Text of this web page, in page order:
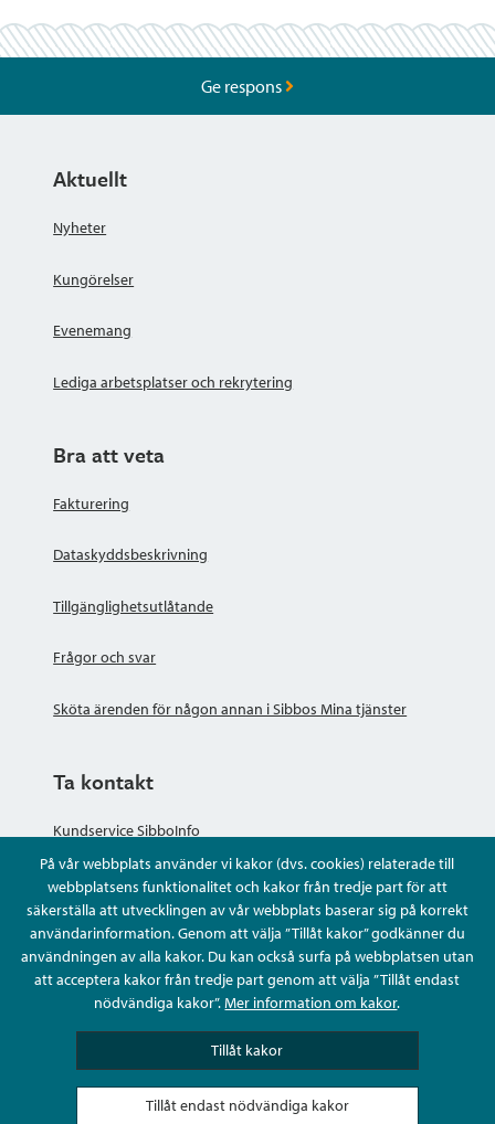
På vår webbplats använder vi kakor (dvs. cookies) relaterade till
webbplatsens funktionalitet och kakor från tredje part för att
säkerställa att utvecklingen av vår webbplats baserar sig på korrekt
användarinformation. Genom att välja ”Tillåt kakor” godkänner du
användningen av alla kakor. Du kan också surfa på webbplatsen utan
att acceptera kakor från tredje part genom att välja ”Tillåt endast
nödvändiga kakor”.Mer information om kakor.
Tillåt kakor
Tillåt endast nödvändiga kakor
Ge respons
Aktuellt
Nyheter
Kungörelser
Evenemang
Lediga arbetsplatser och rekrytering
Bra att veta
Fakturering
Dataskyddsbeskrivning
Tillgänglighetsutlåtande
Frågor och svar
Sköta ärenden för någon annan i Sibbos Mina tjänster
Ta kontakt
Kundservice SibboInfo
Ge anonym respons
Ställ en fråga eller sköta ditt ärende
Kontaktuppgifter